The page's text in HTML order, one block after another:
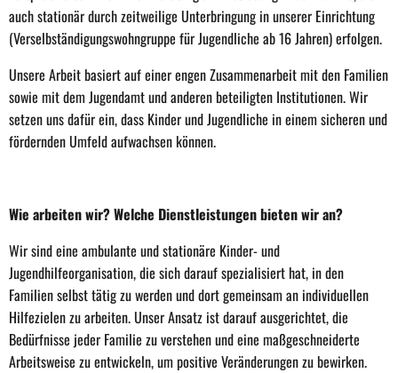
auch stationär durch zeitweilige Unterbringung in unserer Einrichtung
(Verselbständigungswohngruppe für Jugendliche ab 16 Jahren) erfolgen.
Unsere Arbeit basiert auf einer engen Zusammenarbeit mit den Familien
sowie mit dem Jugendamt und anderen beteiligten Institutionen. Wir
setzen uns dafür ein, dass Kinder und Jugendliche in einem sicheren und
fördernden Umfeld aufwachsen können.
Wie arbeiten wir? Welche Dienstleistungen bieten wir an?
Wir sind eine ambulante und stationäre Kinder- und
Jugendhilfeorganisation, die sich darauf spezialisiert hat, in den
Familien selbst tätig zu werden und dort gemeinsam an individuellen
Hilfezielen zu arbeiten. Unser Ansatz ist darauf ausgerichtet, die
Bedürfnisse jeder Familie zu verstehen und eine maßgeschneiderte
Arbeitsweise zu entwickeln, um positive Veränderungen zu bewirken.